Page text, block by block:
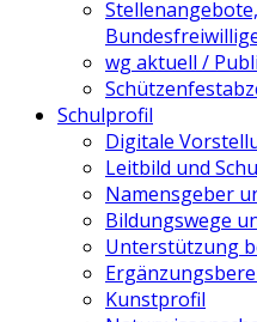
wg aktuell /
Schulprofil
Digitale
Leitbild und
Namensgeber
Bildungswege
Unterstützung
Kunstprofil